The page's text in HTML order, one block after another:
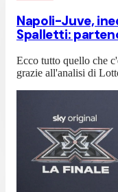
Napoli-Juve,
Spalletti:
Ecco tutto quello che
grazie all'analisi di